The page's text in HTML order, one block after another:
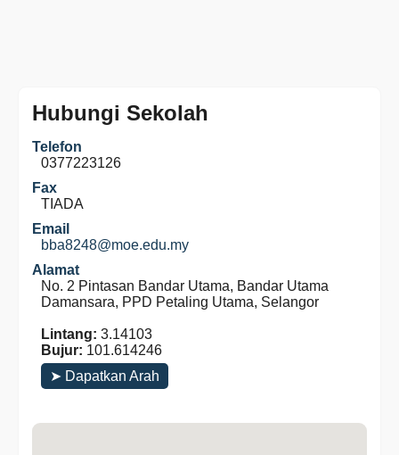
Hubungi Sekolah
Telefon
0377223126
Fax
TIADA
Email
bba8248@moe.edu.my
Alamat
No. 2 Pintasan Bandar Utama, Bandar Utama
Damansara, PPD Petaling Utama, Selangor
Lintang: 3.14103
Bujur: 101.614246
➤ Dapatkan Arah